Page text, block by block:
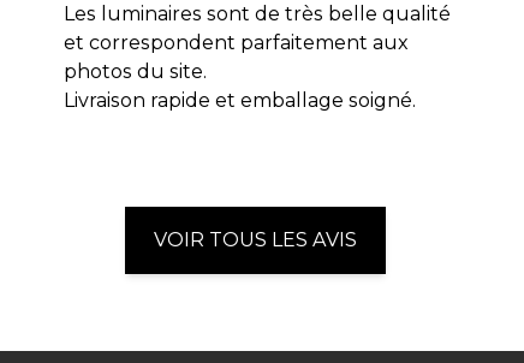
Les luminaires sont de très belle qualité
et correspondent parfaitement aux
photos du site.
Livraison rapide et emballage soigné.
VOIR TOUS LES AVIS